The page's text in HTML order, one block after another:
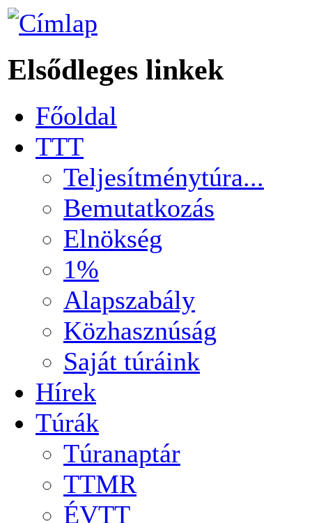
Elsődleges linkek
Főoldal
TTT
Teljesítménytúra...
Bemutatkozás
Elnökség
1%
Alapszabály
Közhasznúság
Saját túráink
Hírek
Túrák
Túranaptár
TTMR
ÉVTT